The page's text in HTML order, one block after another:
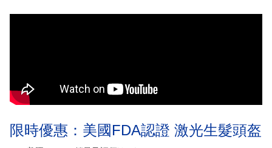
限時優惠：美國FDA認證 激光生髮頭盔